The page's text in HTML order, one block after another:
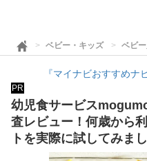
ベビー・キッズ ベビ
『マイナビおすすめ
PR
幼児食サービス
査レビュー！何歳から
トを実際に試してみま